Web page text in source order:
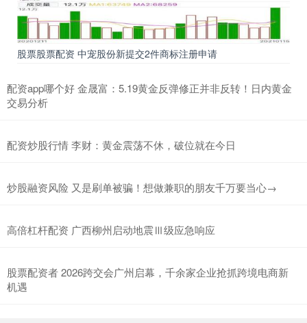
股票股票配资 中宠股份新提交2件商标注册申请
配资app哪个好 金晟富：5.19黄金反弹修正并非反转！日内黄金
交易分析
配资炒股行情 李财：黄金震荡不休，破位就在今日
炒股融资风险 又是刷单被骗！想做兼职的朋友千万要当心→
高倍杠杆配资 广西柳州启动地震Ⅲ级应急响应
股票配资者 2026跨交会广州启幕，千余家企业抢抓跨境电商新
机遇